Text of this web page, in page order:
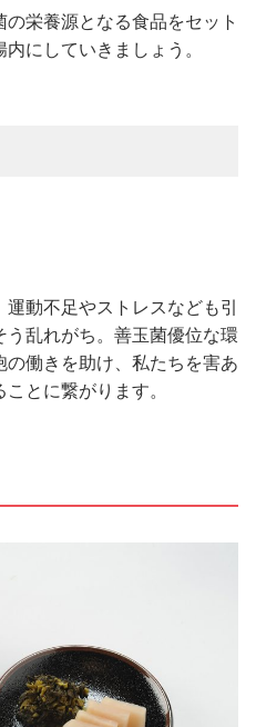
栄養源となる食品をセット
にしていきましょう。
動不足やストレスなども引
乱れがち。善玉菌優位な環
働きを助け、私たちを害あ
とに繋がります。